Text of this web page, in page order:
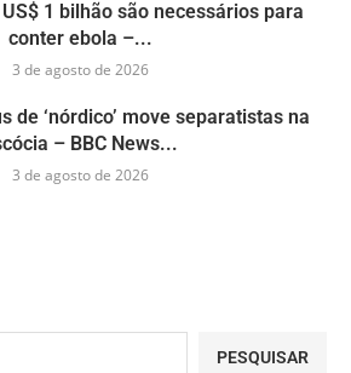
1 bilhão são necessários para
conter ebola –...
3 de agosto de 2026
de ‘nórdico’ move separatistas na
– BBC News...
3 de agosto de 2026
PESQUISAR